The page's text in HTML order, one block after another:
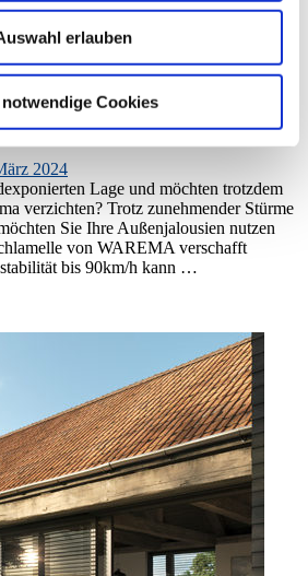
erlauben
CookiesWindstabilität hat
2024
Lage und möchten trotzdem
verzichten? Trotz zunehmender Stürme
Sie Ihre Außenjalousien nutzen
von WAREMA verschafft
bis 90km/h kann …